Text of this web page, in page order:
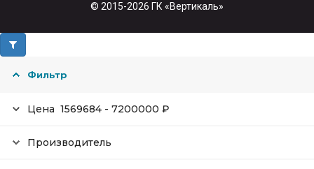
© 2015-2026 ГК «Вертикаль»
Фильтр
Цена 1569684 - 7200000 ₽
Производитель